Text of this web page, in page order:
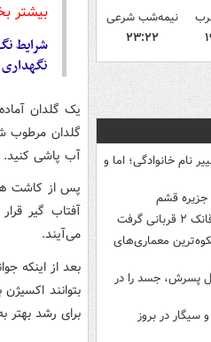
نیمه‌شب شرعی
۲۳:۲۲
نام خانوادگی؛ اما و
جزیره قشم
گرفت
معماری‌های
پسرش، جسد را در
در بروز
بیشتر
شرایط
نگهداری
یک گلدان
گلدان مرطوب
آب پاشی کنید.
پس از کاشت
آفتاب گیر
می‌آیند.
بعد از اینکه
بتوانند
برای رشد بهتر به حداقل ۵ ساعت نور آفتاب غیر